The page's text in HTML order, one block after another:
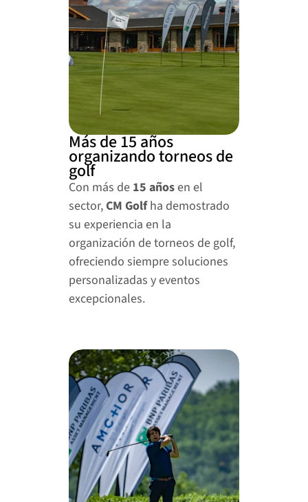
Más de 15 años
organizando torneos de
golf
Con más de 15 años en el
sector, CM Golf ha demostrado
su experiencia en la
organización de torneos de golf,
ofreciendo siempre soluciones
personalizadas y eventos
excepcionales.